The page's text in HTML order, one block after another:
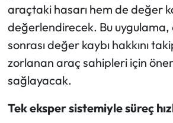
araçtaki hasarı hem de değer
değerlendirecek. Bu uygulama,
sonrası değer kaybı hakkını
zorlanan araç sahipleri için
sağlayacak.
Tek eksper sistemiyle süreç